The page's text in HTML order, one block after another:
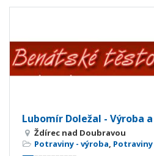
Lubomír Doležal - Výroba
Ždírec nad Doubravou
Potraviny - výroba